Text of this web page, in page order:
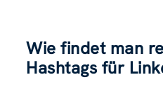
Wie findet man
Hashtags für